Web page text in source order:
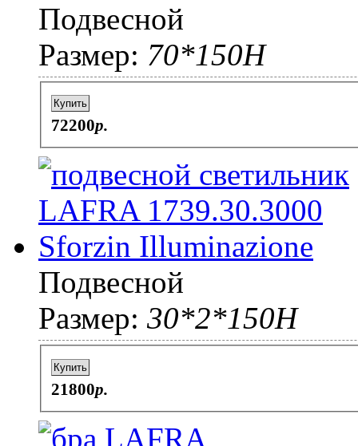
Подвесной
Размер: 70*150H
Купить
72200p.
Подвесной
Размер: 30*2*150H
Купить
21800p.